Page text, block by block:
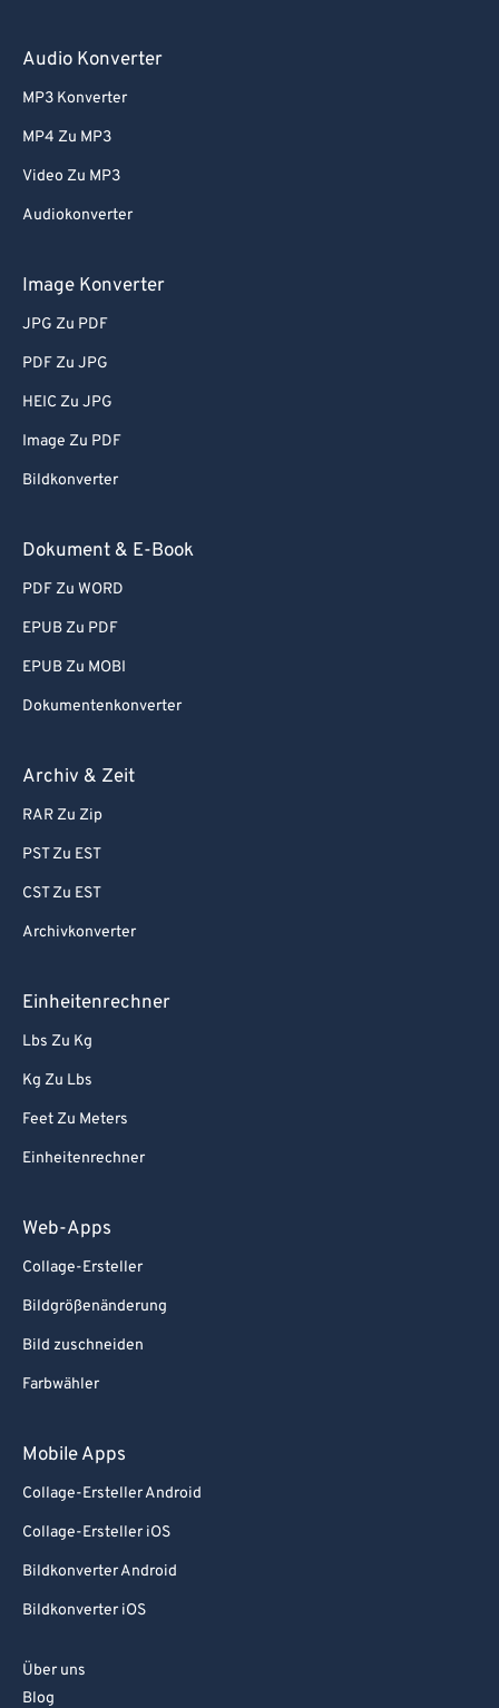
Audio Konverter
MP3 Konverter
MP4 Zu MP3
Video Zu MP3
Audiokonverter
Image Konverter
JPG Zu PDF
PDF Zu JPG
HEIC Zu JPG
Image Zu PDF
Bildkonverter
Dokument & E-Book
PDF Zu WORD
EPUB Zu PDF
EPUB Zu MOBI
Dokumentenkonverter
Archiv & Zeit
RAR Zu Zip
PST Zu EST
CST Zu EST
Archivkonverter
Einheitenrechner
Lbs Zu Kg
Kg Zu Lbs
Feet Zu Meters
Einheitenrechner
Web-Apps
Collage-Ersteller
Bildgrößenänderung
Bild zuschneiden
Farbwähler
Mobile Apps
Collage-Ersteller Android
Collage-Ersteller iOS
Bildkonverter Android
Bildkonverter iOS
Über uns
Blog